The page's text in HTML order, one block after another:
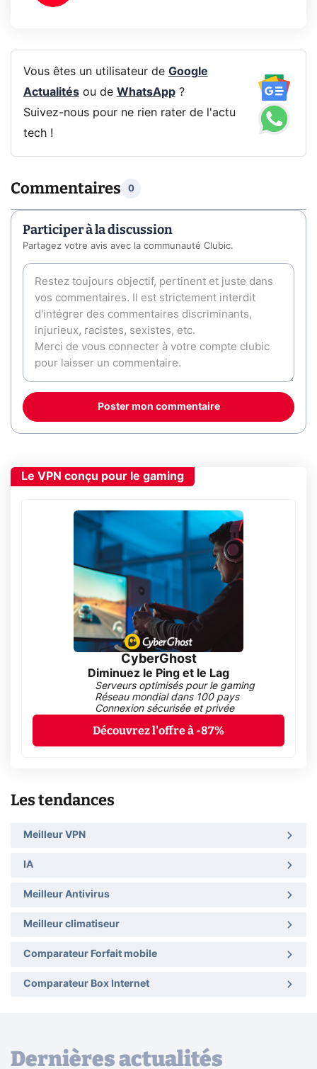
Vous êtes un utilisateur de Google
Actualitésou de WhatsApp?
Suivez-nous pour ne rien rater de l'actu
tech !
Commentaires 0
Participer à la discussion
Partagez votre avis avec la communauté Clubic.
Poster mon commentaire
Le VPN conçu pour le gaming
CyberGhost
Diminuez le Ping et le Lag
Serveurs optimisés pour le gaming
Réseau mondial dans 100 pays
Connexion sécurisée et privée
Découvrez l'offre à -87%
Les tendances
Meilleur VPN
IA
Meilleur Antivirus
Meilleur climatiseur
Comparateur Forfait mobile
Comparateur Box Internet
Dernières actualités